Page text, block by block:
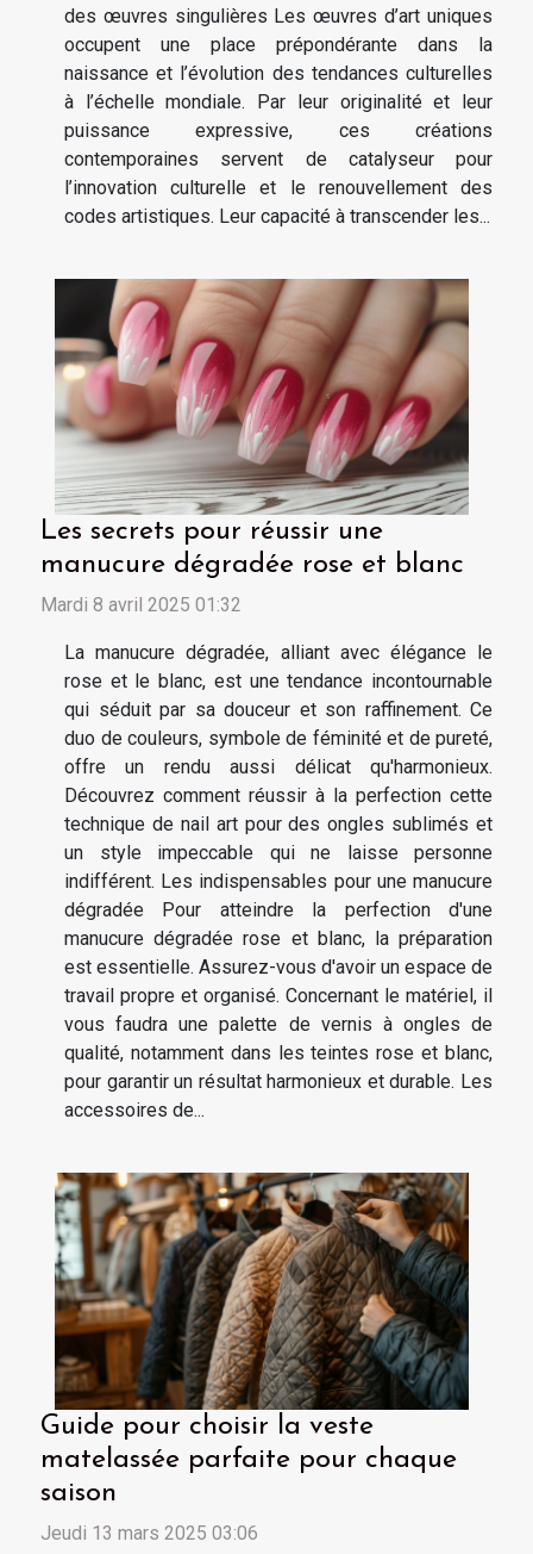
des œuvres singulières Les œuvres d’art uniques
occupent une place prépondérante dans la
naissance et l’évolution des tendances culturelles
à l’échelle mondiale. Par leur originalité et leur
puissance expressive, ces créations
contemporaines servent de catalyseur pour
l’innovation culturelle et le renouvellement des
codes artistiques. Leur capacité à transcender les...
Les secrets pour réussir une
manucure dégradée rose et blanc
Mardi 8 avril 2025 01:32
La manucure dégradée, alliant avec élégance le
rose et le blanc, est une tendance incontournable
qui séduit par sa douceur et son raffinement. Ce
duo de couleurs, symbole de féminité et de pureté,
offre un rendu aussi délicat qu'harmonieux.
Découvrez comment réussir à la perfection cette
technique de nail art pour des ongles sublimés et
un style impeccable qui ne laisse personne
indifférent. Les indispensables pour une manucure
dégradée Pour atteindre la perfection d'une
manucure dégradée rose et blanc, la préparation
est essentielle. Assurez-vous d'avoir un espace de
travail propre et organisé. Concernant le matériel, il
vous faudra une palette de vernis à ongles de
qualité, notamment dans les teintes rose et blanc,
pour garantir un résultat harmonieux et durable. Les
accessoires de...
Guide pour choisir la veste
matelassée parfaite pour chaque
saison
Jeudi 13 mars 2025 03:06